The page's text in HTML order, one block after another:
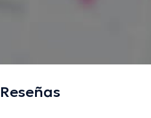
Reseñas